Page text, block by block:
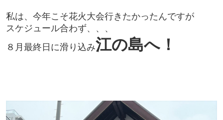
私は、今年こそ花火大会行きたかったんですが
スケジュール合わず、、、
８月最終日に滑り込み江の島へ！